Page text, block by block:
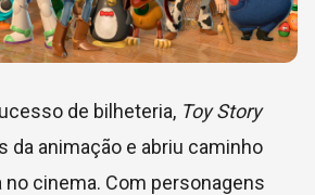
de bilheteria, Toy Story
da animação e abriu caminho
no cinema. Com personagens